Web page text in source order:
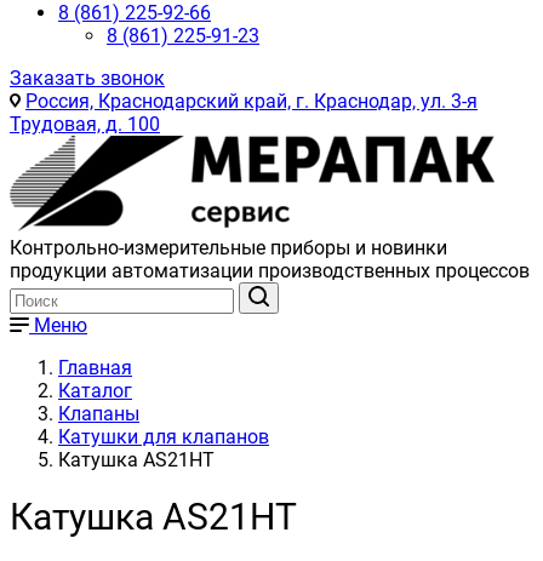
8 (861) 225-92-66
8 (861) 225-91-23
Заказать звонок
Россия, Краснодарский край, г. Краснодар, ул. 3-я
Трудовая, д. 100
Контрольно-измерительные приборы и новинки
продукции автоматизации производственных процессов
Меню
Главная
Каталог
Клапаны
Катушки для клапанов
Катушка AS21HT
Катушка AS21HT